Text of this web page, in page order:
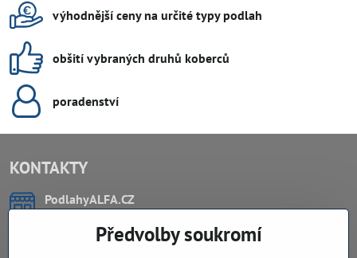
výhodnější ceny na určité typy podlah
obšití vybraných druhů koberců
poradenství
KONTAKTY
PodlahyALFA​.CZ
Záříčí, ev.č. 54
768 11 ChropyněPředvolby soukromí